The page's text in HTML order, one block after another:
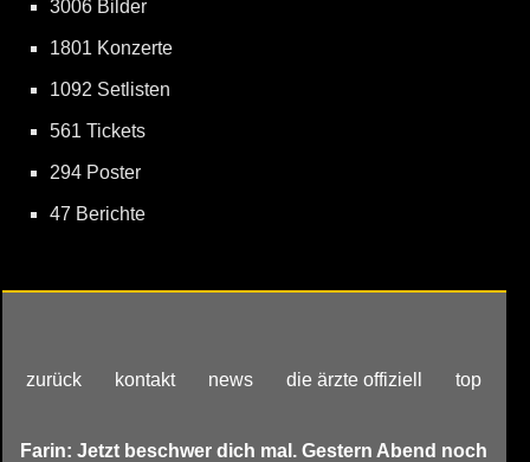
3006 Bilder
1801 Konzerte
1092 Setlisten
561 Tickets
294 Poster
47 Berichte
zurück kontakt news die ärzte offiziell top
Farin: Jetzt beschwer dich mal. Gestern Abend noch